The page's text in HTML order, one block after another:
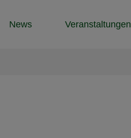
News
Veranstaltungen